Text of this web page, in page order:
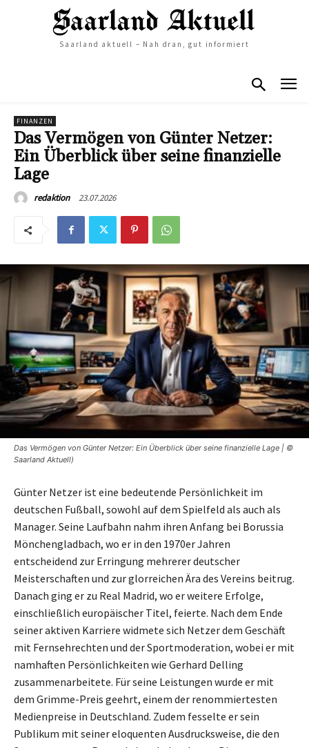
Saarland aktuell – Nah dran, gut informiert
FINANZEN
Das Vermögen von Günter Netzer:
Ein Überblick über seine finanzielle
Lage
redaktion 23.07.2026
Das Vermögen von Günter Netzer: Ein Überblick über seine finanzielle Lage | ©
Saarland Aktuell)
Günter Netzer ist eine bedeutende Persönlichkeit im
deutschen Fußball, sowohl auf dem Spielfeld als auch als
Manager. Seine Laufbahn nahm ihren Anfang bei Borussia
Mönchengladbach, wo er in den 1970er Jahren
entscheidend zur Erringung mehrerer deutscher
Meisterschaften und zur glorreichen Ära des Vereins beitrug.
Danach ging er zu Real Madrid, wo er weitere Erfolge,
einschließlich europäischer Titel, feierte. Nach dem Ende
seiner aktiven Karriere widmete sich Netzer dem Geschäft
mit Fernsehrechten und der Sportmoderation, wobei er mit
namhaften Persönlichkeiten wie Gerhard Delling
zusammenarbeitete. Für seine Leistungen wurde er mit
dem Grimme-Preis geehrt, einem der renommiertesten
Medienpreise in Deutschland. Zudem fesselte er sein
Publikum mit seiner eloquenten Ausdrucksweise, die den